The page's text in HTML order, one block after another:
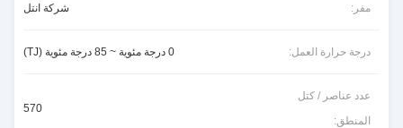
مفر: شركة انتل
درجة حرارة العمل: 0 درجة مئوية ~ 85 درجة مئوية (TJ)
عدد عناصر / كتل
المنطق:
570